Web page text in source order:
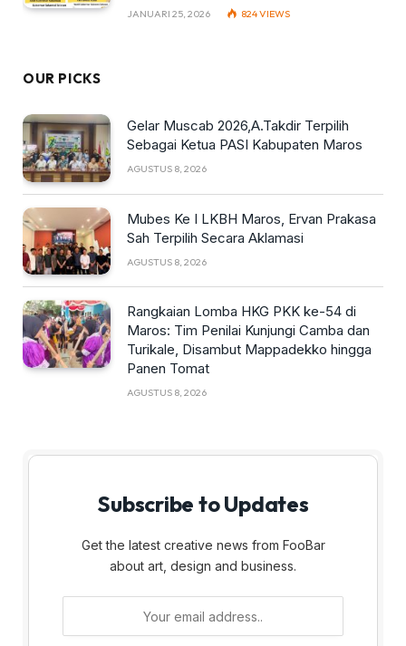
JANUARI 25, 2026 824VIEWS
OUR PICKS
Gelar Muscab 2026,A.Takdir Terpilih
Sebagai Ketua PASI Kabupaten Maros
AGUSTUS 8, 2026
Mubes Ke I LKBH Maros, Ervan Prakasa
Sah Terpilih Secara Aklamasi
AGUSTUS 8, 2026
Rangkaian Lomba HKG PKK ke-54 di
Maros: Tim Penilai Kunjungi Camba dan
Turikale, Disambut Mappadekko hingga
Panen Tomat
AGUSTUS 8, 2026
Subscribe to Updates
Get the latest creative news from FooBar
about art, design and business.